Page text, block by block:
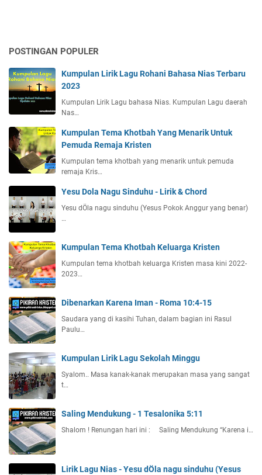
POSTINGAN POPULER
Kumpulan Lirik Lagu Rohani Bahasa Nias Terbaru
2023
Kumpulan Lirik Lagu bahasa Nias. Kumpulan Lagu daerah
Nas…
Kumpulan Tema Khotbah Yang Menarik Untuk
Pemuda Remaja Kristen
Kumpulan tema khotbah yang menarik untuk pemuda
remaja Kris…
Yesu Dola Nagu Sinduhu - Lirik & Chord
Yesu dÖla nagu sinduhu (Yesus Pokok Anggur yang benar)
…
Kumpulan Tema Khotbah Keluarga Kristen
Kumpulan tema khotbah keluarga Kristen masa kini 2022-
2023…
Dibenarkan Karena Iman - Roma 10:4-15
Saudara yang di kasihi Tuhan, dalam bagian ini Rasul
Paulu…
Kumpulan Lirik Lagu Sekolah Minggu
Syalom.. Masa kanak-kanak merupakan masa yang sangat
t…
Saling Mendukung - 1 Tesalonika 5:11
Shalom ! Renungan hari ini : Saling Mendukung “Karena i…
Lirik Lagu Nias - Yesu dÖla nagu sinduhu (Yesus